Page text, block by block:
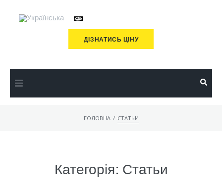
ДІЗНАТИСЬ ЦІНУ
ГОЛОВНА / СТАТЬИ
Категорія: Статьи